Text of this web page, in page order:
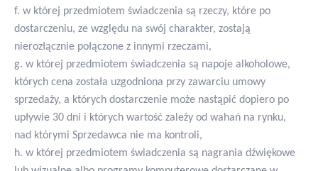
f. w której przedmiotem świadczenia są rzeczy, które po
dostarczeniu, ze względu na swój charakter, zostają
nierozłącznie połączone z innymi rzeczami,
g. w której przedmiotem świadczenia są napoje alkoholowe,
których cena została uzgodniona przy zawarciu umowy
sprzedaży, a których dostarczenie może nastąpić dopiero po
upływie 30 dni i których wartość zależy od wahań na rynku,
nad którymi Sprzedawca nie ma kontroli,
h. w której przedmiotem świadczenia są nagrania dźwiękowe